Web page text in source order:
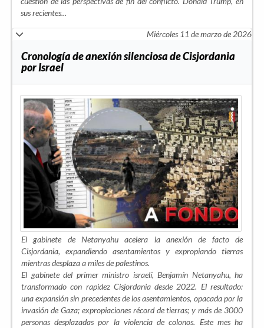
sus recientes...
Miércoles 11 de marzo de 2026
Cronología de anexión silenciosa de Cisjordania
por Israel
El gabinete de Netanyahu acelera la anexión de facto de
Cisjordania, expandiendo asentamientos y expropiando tierras
mientras desplaza a miles de palestinos.
El gabinete del primer ministro israelí, Benjamín Netanyahu, ha
transformado con rapidez Cisjordania desde 2022. El resultado:
una expansión sin precedentes de los asentamientos, opacada por la
invasión de Gaza; expropiaciones récord de tierras; y más de 3000
personas desplazadas por la violencia de colonos. Este mes ha